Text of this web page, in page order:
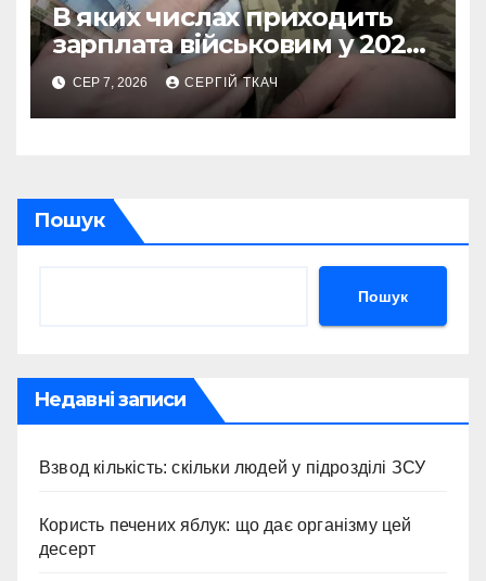
В яких числах приходить
зарплата військовим у 2026
році
СЕР 7, 2026 СЕРГІЙ ТКАЧ
Пошук
Пошук
Недавні записи
Взвод кількість: скільки людей у підрозділі ЗСУ
Користь печених яблук: що дає організму цей
десерт